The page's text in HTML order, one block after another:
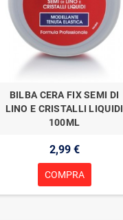
BILBA CERA FIX SEMI DI
LINO E CRISTALLI LIQUIDI
100ML
2,99 €
COMPRA